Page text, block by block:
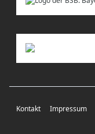
Kontakt Impressum